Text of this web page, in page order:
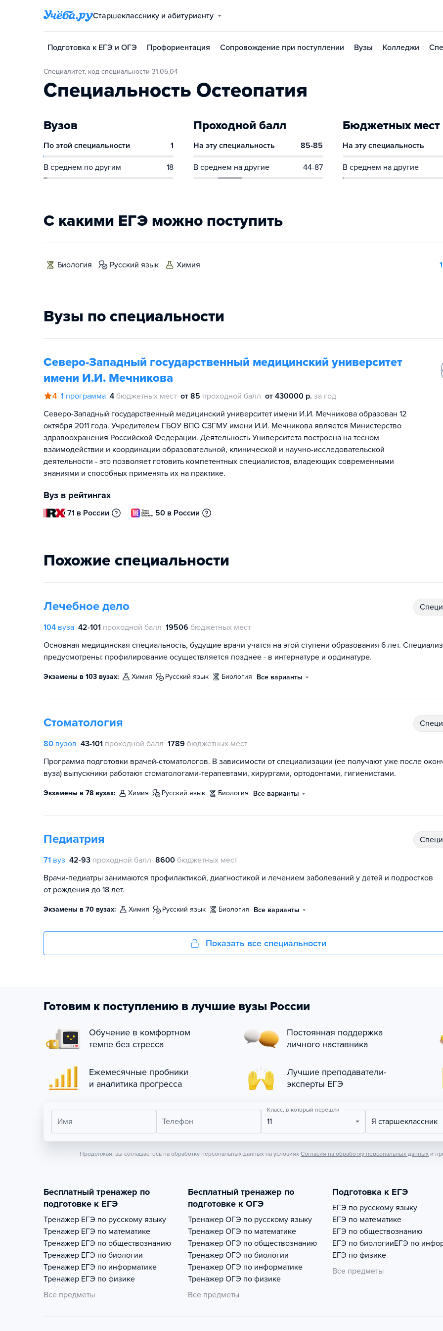
Старшекласснику и абитуриенту
Подготовка к ЕГЭ и ОГЭ Профориентация Сопровождение при поступлении Вузы Колледжи
Специалитет, код специальности 31.05.04
Специальность Остеопатия
Вузов
По этой специальности 1
В среднем по другим 18
Проходной балл
На эту специальность 85-85
В среднем на другие 44-87
Бюджетных мест
На эту специальность
В среднем на другие
С какими ЕГЭ можно поступить
биология русский язык химия
Вузы по специальности
Северо-Западный государственный медицинский университет
имени И.И. Мечникова
4 1 программа 4 бюджетных мест от 85 проходной балл от 430000 р. за год
Северо-Западный государственный медицинский университет имени И.И. Мечникова образован 12
октября 2011 года. Учредителем ГБОУ ВПО СЗГМУ имени И.И. Мечникова является Министерство
здравоохранения Российской Федерации. Деятельность Университета построена на тесном
взаимодействии и координации образовательной, клинической и научно-исследовательской
деятельности - это позволяет готовить компетентных специалистов, владеющих современными
знаниями и способных применять их на практике.
Вуз в рейтингах
71 в России 50 в России
Похожие специальности
Лечебное дело
104 вуза 42-101 проходной балл 19506 бюджетных мест
Основная медицинская специальность, будущие врачи учатся на этой ступени образования 6 лет.
предусмотрены: профилирование осуществляется позднее - в интернатуре и ординатуре.
Экзамены в 103 вузах: химия русский язык биология Все варианты
Стоматология
80 вузов 43-101 проходной балл 1789 бюджетных мест
Программа подготовки врачей-стоматологов. В зависимости от специализации (ее получают уже после
вуза) выпускники работают стоматологами-терапевтами, хирургами, ортодонтами, гигиенистами.
Экзамены в 78 вузах: химия русский язык биология Все варианты
Педиатрия
71 вуз 42-93 проходной балл 8600 бюджетных мест
Врачи-педиатры занимаются профилактикой, диагностикой и лечением заболеваний у детей и подростков
от рождения до 18 лет.
Экзамены в 70 вузах: химия русский язык биология Все варианты
Показать все специальности
Готовим к поступлению в лучшие вузы России
Обучение в комфортном
темпе без стресса
Постоянная поддержка
личного наставника
Ежемесячные пробники
и аналитика прогресса
Лучшие преподаватели-
эксперты ЕГЭ
Имя Телефон
Класс, в который перешли
11 Я старшеклассник
Продолжая, вы соглашаетесь на обработку персональных данных на условиях Согласия на обработку персональных данных и
Бесплатный тренажер по
подготовке к ЕГЭ
Тренажер ЕГЭ по русскому языку
Тренажер ЕГЭ по математике
Тренажер ЕГЭ по обществознанию
Тренажер ЕГЭ по биологии
Тренажер ЕГЭ по информатике
Тренажер ЕГЭ по физике
Все предметы
Бесплатный тренажер по
подготовке к ОГЭ
Тренажер ОГЭ по русскому языку
Тренажер ОГЭ по математике
Тренажер ОГЭ по обществознанию
Тренажер ОГЭ по биологии
Тренажер ОГЭ по информатике
Тренажер ОГЭ по физике
Все предметы
Подготовка к ЕГЭ
ЕГЭ по русскому языку
ЕГЭ по математике
ЕГЭ по обществознанию
ЕГЭ по биологииЕГЭ по
ЕГЭ по физике
Все предметы